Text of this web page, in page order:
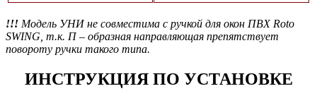
!!! Модель УНИ не совместима с ручкой для окон ПВХ Roto
SWING, т.к. П – образная направляющая препятствует
повороту ручки такого типа.
ИНСТРУКЦИЯ ПО УСТАНОВКЕ